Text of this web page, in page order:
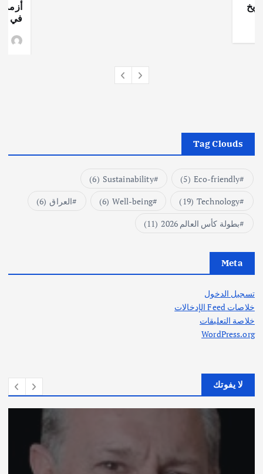
أزمة
في
Tag Clouds
Eco-friendly
(5)
Sustainability
(6)
Technology
(19)
Well-being
(6) العراق (6)
بطولة كأس العالم 2026
(11)
Meta
تسجيل الدخول
خلاصات Feed الإدخالات
خلاصة التعليقات
WordPress.org
لا يفوتك